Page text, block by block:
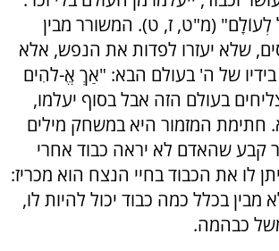
(מ"ט, ז, ט). המשורר מבין
שלא יעזרו לפדות את הנפש, אלא
של ה' בעולם הבא: "אַךְ אֱ-לֹהִים
בעולם הזה אבל בסוף יעלמו,
חתימת המזמור היא במשחק מילים
קבע שהאדם לא יראה כבוד אחרי
לו את הכבוד בחיי הנצח הוא מכריז:
בכלל כמה כבוד יכול להיות לו,
כבהמה.